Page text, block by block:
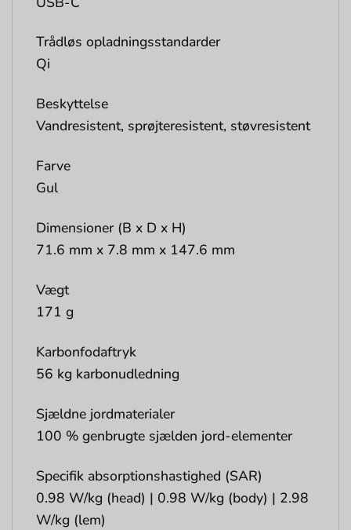
Trådløs opladningsstandarder
Qi
Beskyttelse
Vandresistent, sprøjteresistent, støvresistent
Farve
Gul
Dimensioner (B x D x H)
71.6 mm x 7.8 mm x 147.6 mm
Vægt
171 g
Karbonfodaftryk
56 kg karbonudledning
Sjældne jordmaterialer
100 % genbrugte sjælden jord-elementer
Specifik absorptionshastighed (SAR)
0.98 W/kg (head) | 0.98 W/kg (body) | 2.98
W/kg (lem)